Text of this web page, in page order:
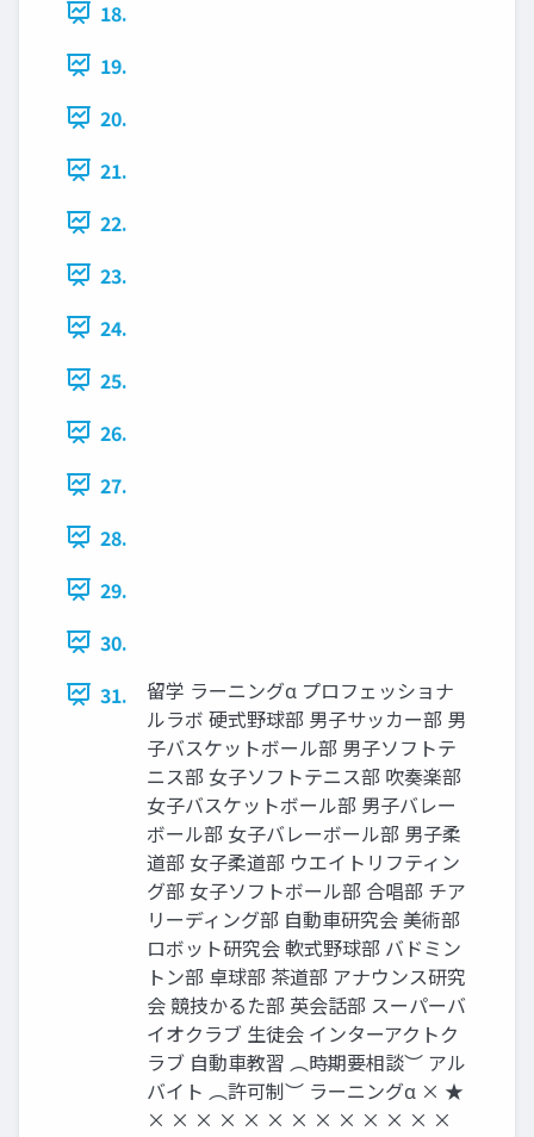
18.
19.
20.
21.
22.
23.
24.
25.
26.
27.
28.
29.
30.
31.
留学 ラーニングα プロフェッショナ
ルラボ 硬式野球部 男子サッカー部 男
子バスケットボール部 男子ソフトテ
ニス部 女子ソフトテニス部 吹奏楽部
女子バスケットボール部 男子バレー
ボール部 女子バレーボール部 男子柔
道部 女子柔道部 ウエイトリフティン
グ部 女子ソフトボール部 合唱部 チア
リーディング部 自動車研究会 美術部
ロボット研究会 軟式野球部 バドミン
トン部 卓球部 茶道部 アナウンス研究
会 競技かるた部 英会話部 スーパーバ
イオクラブ 生徒会 インターアクトク
ラブ 自動車教習 ︵時期要相談︶ アル
バイト ︵許可制︶ ラーニングα × ★
× × × × × × × × × × × × ×